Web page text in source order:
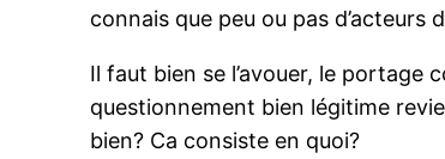
connais que peu ou pas d’acteurs
Il faut bien se l’avouer, le portage
questionnement bien légitime
bien? Ca consiste en quoi?